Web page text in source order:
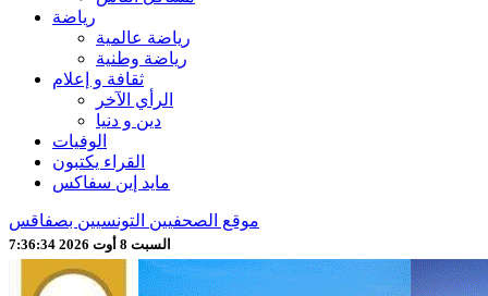
رياضة
رياضة عالمية
رياضة وطنية
ثقافة و إعلام
الرأي الآخر
دين و دنيا
الوفيات
القراء يكتبون
مايد إين سفاكس
موقع الصحفيين التونسيين بصفاقس
السبت 8 أوت 2026 7:36:36